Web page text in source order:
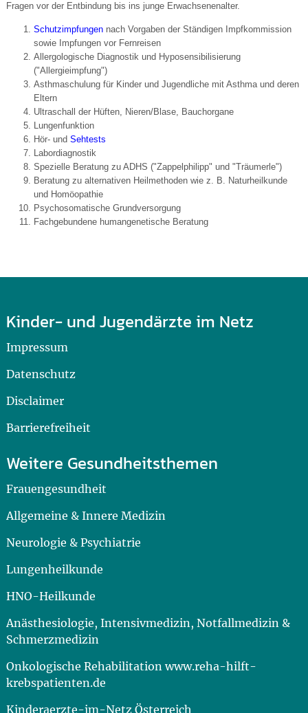
Fragen vor der Entbindung bis ins junge Erwachsenenalter.
Schutzimpfungen nach Vorgaben der Ständigen Impfkommission
sowie Impfungen vor Fernreisen
Allergologische Diagnostik und Hyposensibilisierung
("Allergieimpfung")
Asthmaschulung für Kinder und Jugendliche mit Asthma und deren
Eltern
Ultraschall der Hüften, Nieren/Blase, Bauchorgane
Lungenfunktion
Hör- und Sehtests
Labordiagnostik
Spezielle Beratung zu ADHS ("Zappelphilipp" und "Träumerle")
Beratung zu alternativen Heilmethoden wie z. B. Naturheilkunde
und Homöopathie
Psychosomatische Grundversorgung
Fachgebundene humangenetische Beratung
Kinder- und Jugendärzte im Netz
Impressum
Datenschutz
Disclaimer
Barrierefreiheit
Weitere Gesundheitsthemen
Frauengesundheit
Allgemeine & Innere Medizin
Neurologie & Psychiatrie
Lungenheilkunde
HNO-Heilkunde
Anästhesiologie, Intensivmedizin, Notfallmedizin &
Schmerzmedizin
Onkologische Rehabilitation www.reha-hilft-
krebspatienten.de
Kinderaerzte-im-Netz Österreich